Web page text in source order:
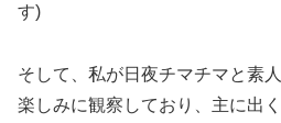
す)
そして、私が日夜チマチマと素
楽しみに観察しており、主に出